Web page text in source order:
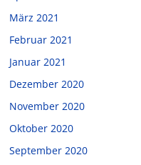
März 2021
Februar 2021
Januar 2021
Dezember 2020
November 2020
Oktober 2020
September 2020